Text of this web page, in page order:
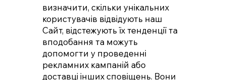
визначити, скільки унікальних
користувачів відвідують наш
Сайт, відстежують їх тенденції та
вподобання та можуть
допомогти у проведенні
рекламних кампаній або
доставці інших сповіщень. Вони